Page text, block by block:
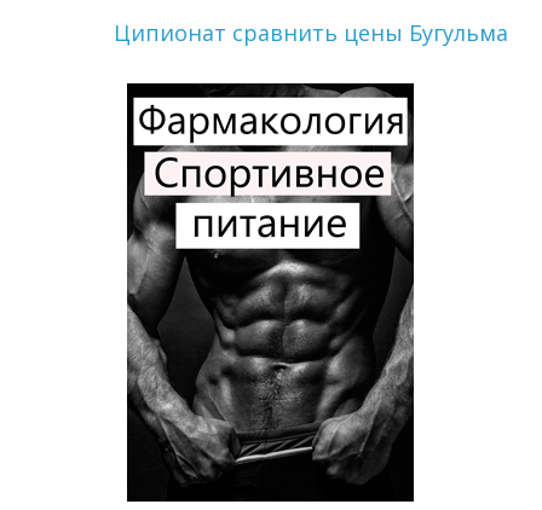
Ципионат сравнить цены Бугульма